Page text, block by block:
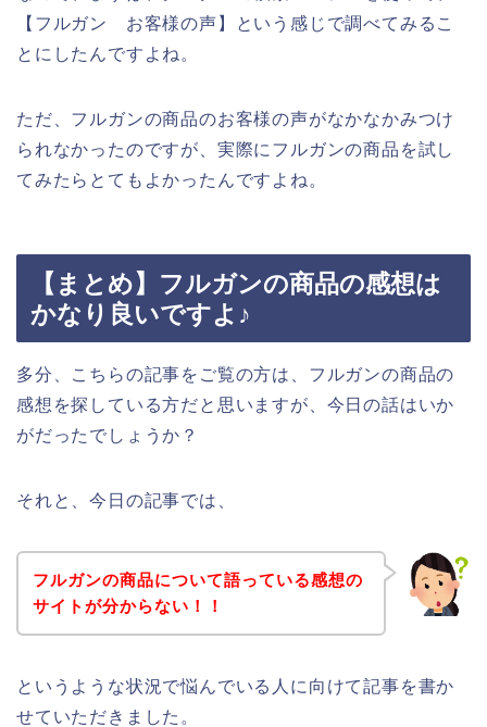
【フルガン お客様の声】という感じで調べてみるこ
とにしたんですよね。
ただ、フルガンの商品のお客様の声がなかなかみつけ
られなかったのですが、実際にフルガンの商品を試し
てみたらとてもよかったんですよね。
【まとめ】フルガンの商品の感想は
かなり良いですよ♪
多分、こちらの記事をご覧の方は、フルガンの商品の
感想を探している方だと思いますが、今日の話はいか
がだったでしょうか？
それと、今日の記事では、
フルガンの商品について語っている感想の
サイトが分からない！！
というような状況で悩んでいる人に向けて記事を書か
せていただきました。